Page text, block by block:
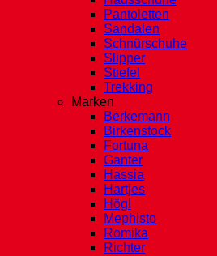
Pantoletten
Sandalen
Schnürschuhe
Slipper
Stiefel
Trekking
Marken
Berkemann
Birkenstock
Fortuna
Ganter
Hassia
Hartjes
Högl
Mephisto
Romika
Richter